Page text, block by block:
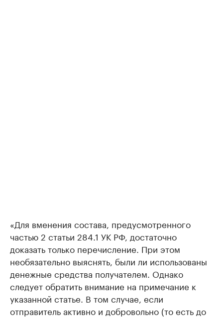
«Для вменения состава, предусмотренного
частью 2 статьи 284.1 УК РФ, достаточно
доказать только перечисление. При этом
необязательно выяснять, были ли использованы
денежные средства получателем. Однако
следует обратить внимание на примечание к
указанной статье. В том случае, если
отправитель активно и добровольно (то есть до